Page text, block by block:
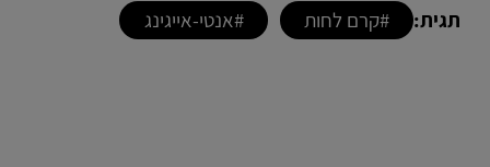
תגית: #קרם לחות #אנטי-אייגינג